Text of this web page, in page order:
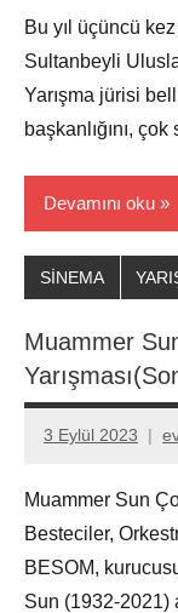
Bu yıl üçüncü
Sultanbeyli
Yarışma jürisi
başkanlığını,
Devamını oku
SİNEMA
Muammer
3 Eylül 2023
Muammer Sun
Besteciler,
BESOM,
Sun (1932-2021)